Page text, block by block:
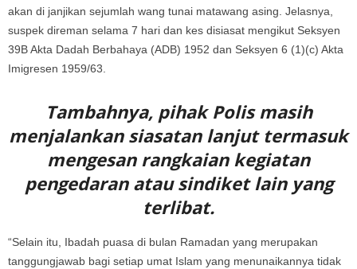
akan di janjikan sejumlah wang tunai matawang asing. Jelasnya,
suspek direman selama 7 hari dan kes disiasat mengikut Seksyen
39B Akta Dadah Berbahaya (ADB) 1952 dan Seksyen 6 (1)(c) Akta
Imigresen 1959/63.
Tambahnya, pihak Polis masih
menjalankan siasatan lanjut termasuk
mengesan rangkaian kegiatan
pengedaran atau sindiket lain yang
terlibat.
“Selain itu, Ibadah puasa di bulan Ramadan yang merupakan
tanggungjawab bagi setiap umat Islam yang menunaikannya tidak